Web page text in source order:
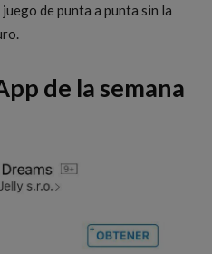
de punta a punta sin la
de la semana